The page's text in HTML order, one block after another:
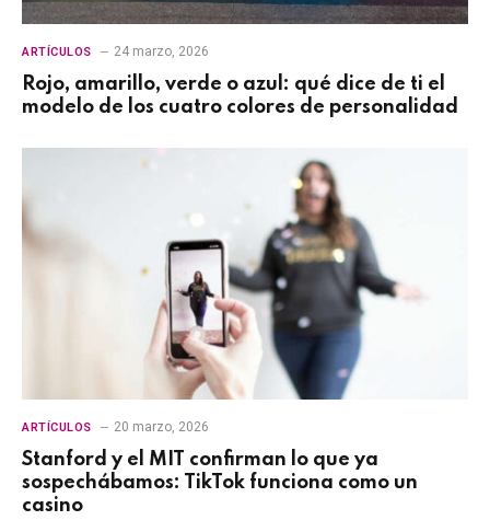
ARTÍCULOS 24 marzo, 2026
Rojo, amarillo, verde o azul: qué dice de ti el
modelo de los cuatro colores de personalidad
ARTÍCULOS 20 marzo, 2026
Stanford y el MIT confirman lo que ya
sospechábamos: TikTok funciona como un
casino